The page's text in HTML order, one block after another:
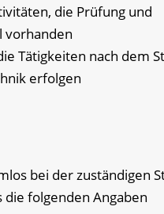
die Prüfung und
vorhanden
Tätigkeiten nach dem
erfolgen
bei der zuständigen
folgenden Angaben